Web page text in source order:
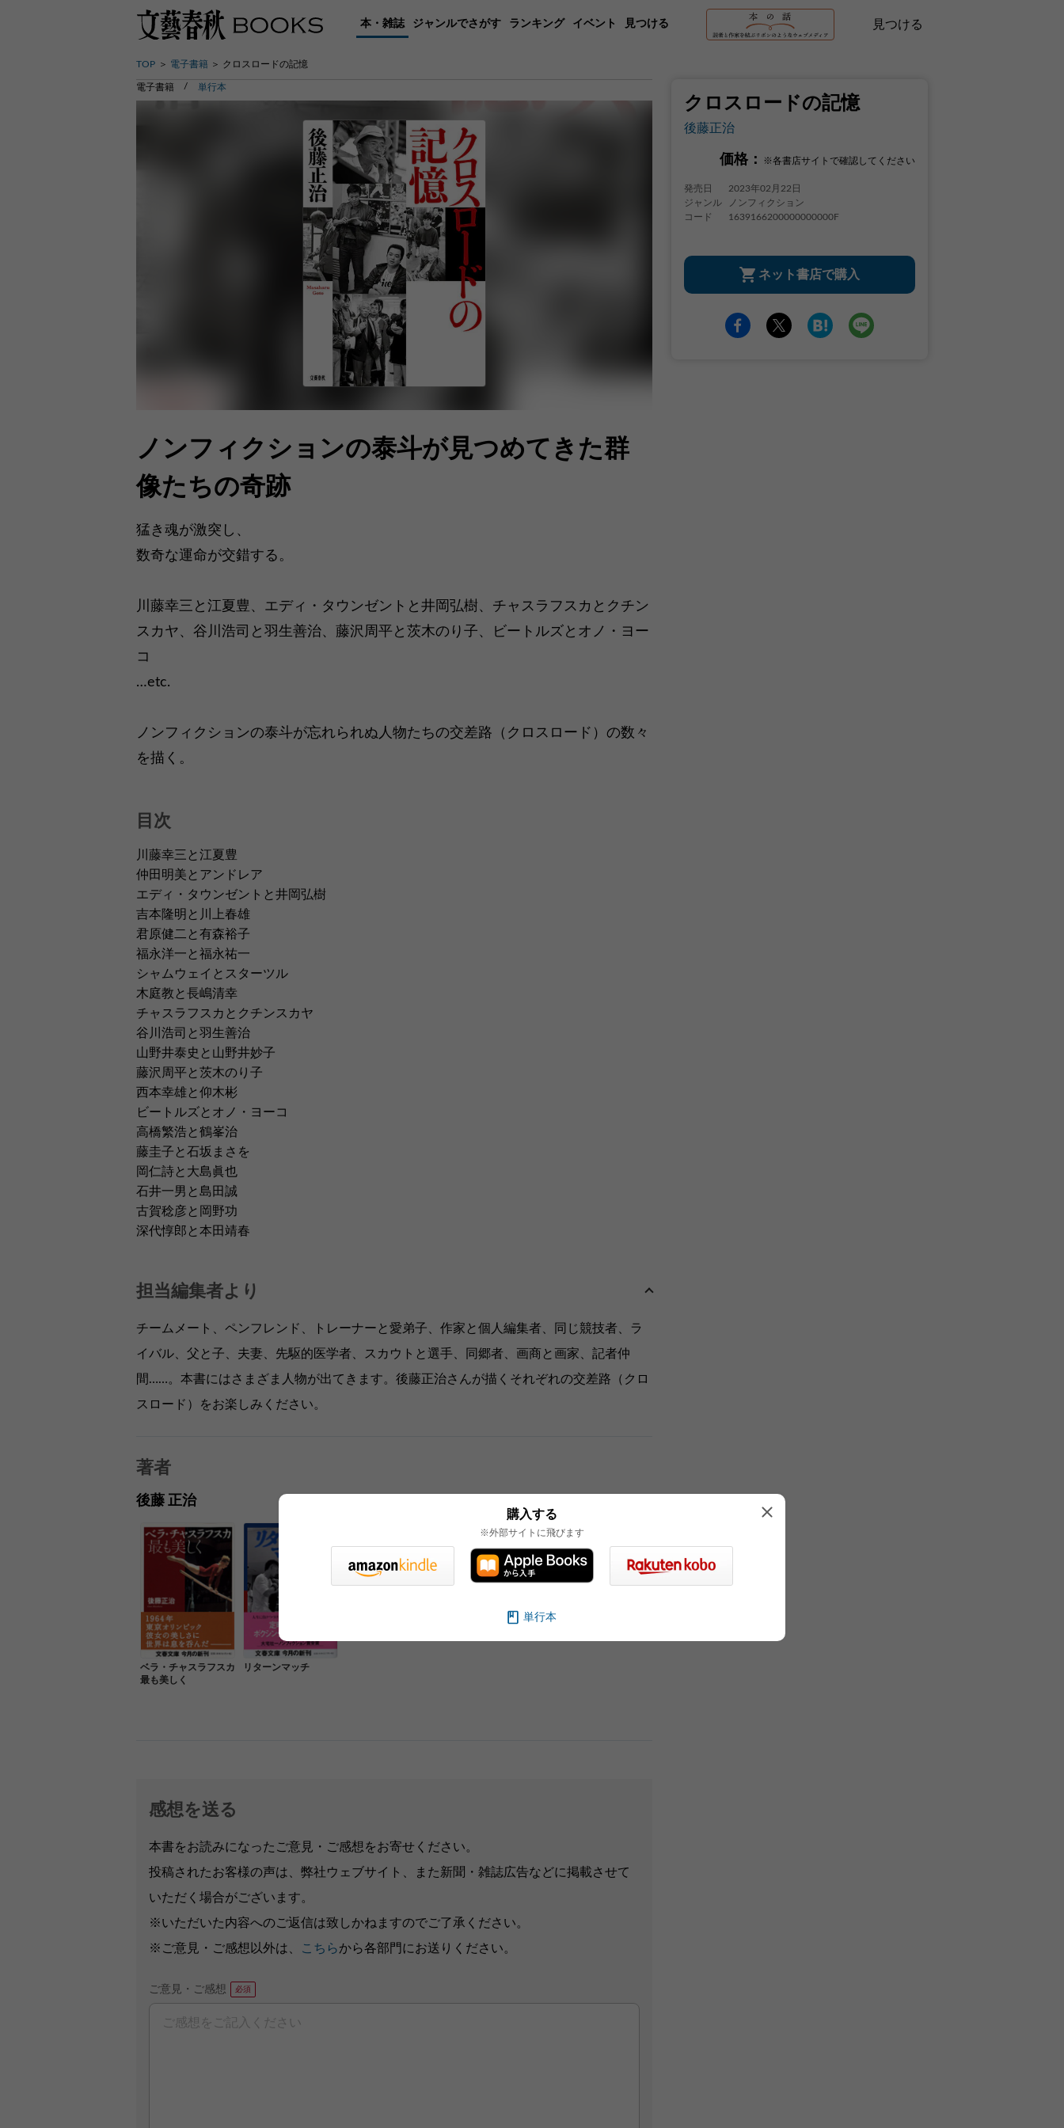
本・雑誌 ジャンルでさがす ランキング イベント 見つける 見つける
TOP 電子書籍 クロスロードの記憶
クロスロードの記憶
後藤正治
価格： ※各書店サイトで確認してください
発売日
2023年02月22日
ジャンル
ノンフィクション
コード
1639166200000000000F
ネット書店で購入
電子書籍 単行本
ノンフィクションの泰斗が見つめてきた群
像たちの奇跡
猛き魂が激突し、
数奇な運命が交錯する。
川藤幸三と江夏豊、エディ・タウンゼントと井岡弘樹、チャスラフスカとクチン
スカヤ、谷川浩司と羽生善治、藤沢周平と茨木のり子、ビートルズとオノ・ヨー
コ
…etc.
ノンフィクションの泰斗が忘れられぬ人物たちの交差路（クロスロード）の数々
を描く。
目次
川藤幸三と江夏豊
仲田明美とアンドレア
エディ・タウンゼントと井岡弘樹
吉本隆明と川上春雄
君原健二と有森裕子
福永洋一と福永祐一
シャムウェイとスターツル
木庭教と長嶋清幸
チャスラフスカとクチンスカヤ
谷川浩司と羽生善治
山野井泰史と山野井妙子
藤沢周平と茨木のり子
西本幸雄と仰木彬
ビートルズとオノ・ヨーコ
高橋繁浩と鶴峯治
藤圭子と石坂まさを
岡仁詩と大島眞也
石井一男と島田誠
古賀稔彦と岡野功
深代惇郎と本田靖春
担当編集者より
チームメート、ペンフレンド、トレーナーと愛弟子、作家と個人編集者、同じ競技者、ラ
イバル、父と子、夫妻、先駆的医学者、スカウトと選手、同郷者、画商と画家、記者仲
間……。本書にはさまざま人物が出てきます。後藤正治さんが描くそれぞれの交差路（クロ
スロード）をお楽しみください。
著者
後藤 正治
ベラ・チャスラフスカ
最も美しく
リターンマッチ
感想を送る
本書をお読みになったご意見・ご感想をお寄せください。
投稿されたお客様の声は、弊社ウェブサイト、また新聞・雑誌広告などに掲載させて
いただく場合がございます。
※いただいた内容へのご返信は致しかねますのでご了承ください。
※ご意見・ご感想以外は、
こちらから各部門にお送りください。
ご意見・ご感想
購入する
※外部サイトに飛びます
単行本